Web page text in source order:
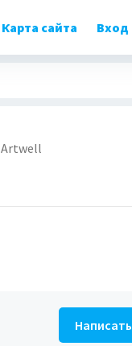
Карта сайта Вход
Artwell